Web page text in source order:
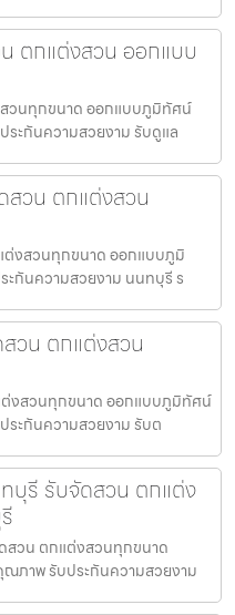
ตกแต่งสวน ออกแบบ
วนทุกขนาด ออกแบบภูมิทัศน์
ระกันความสวยงาม รับดูแล
สวน ตกแต่งสวน
ต่งสวนทุกขนาด ออกแบบภูมิ
ะกันความสวยงาม นนทบุรี ร
วน ตกแต่งสวน
งสวนทุกขนาด ออกแบบภูมิทัศน์
ระกันความสวยงาม รับต
ทบุรี รับจัดสวน ตกแต่ง
สวน ตกแต่งสวนทุกขนาด
ภาพ รับประกันความสวยงาม